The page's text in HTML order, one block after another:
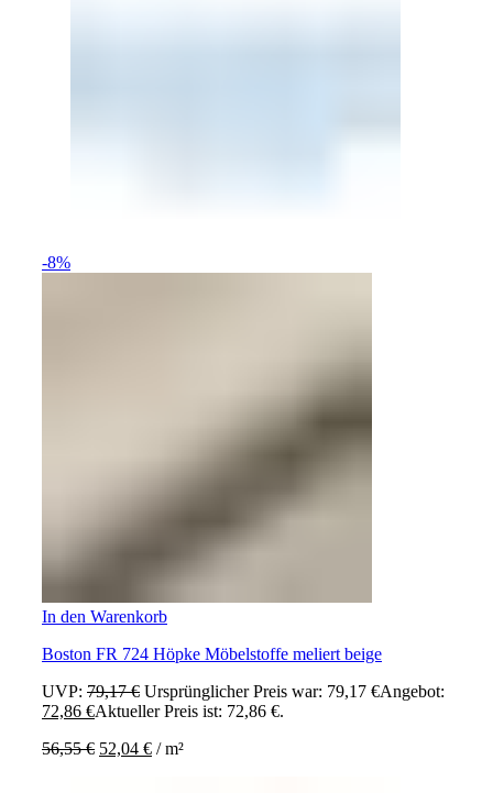
-8%
In den Warenkorb
Boston FR 724 Höpke Möbelstoffe meliert beige
UVP: 79,17€ Ursprünglicher Preis war: 79,17 €Angebot:
72,86 €Aktueller Preis ist: 72,86 €.
56,55€ 52,04 € /m²